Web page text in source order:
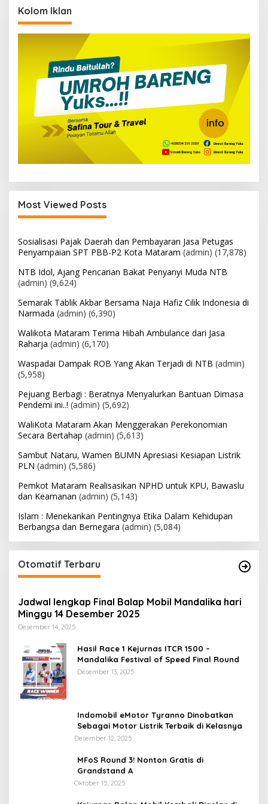
Kolom Iklan
Most Viewed Posts
Sosialisasi Pajak Daerah dan Pembayaran Jasa Petugas
Penyampaian SPT PBB-P2 Kota Mataram (admin) (17,878)
NTB Idol, Ajang Pencarian Bakat Penyanyi Muda NTB
(admin) (9,624)
Semarak Tablik Akbar Bersama Naja Hafiz Cilik Indonesia di
Narmada (admin) (6,390)
Walikota Mataram Terima Hibah Ambulance dari Jasa
Raharja (admin) (6,170)
Waspadai Dampak ROB Yang Akan Terjadi di NTB (admin)
(5,958)
Pejuang Berbagi : Beratnya Menyalurkan Bantuan Dimasa
Pendemi ini..! (admin) (5,692)
WaliKota Mataram Akan Menggerakan Perekonomian
Secara Bertahap (admin) (5,613)
Sambut Nataru, Wamen BUMN Apresiasi Kesiapan Listrik
PLN (admin) (5,586)
Pemkot Mataram Realisasikan NPHD untuk KPU, Bawaslu
dan Keamanan (admin) (5,143)
Islam : Menekankan Pentingnya Etika Dalam Kehidupan
Berbangsa dan Bernegara (admin) (5,084)
Otomatif Terbaru
Jadwal lengkap Final Balap Mobil Mandalika hari
Minggu 14 Desember 2025
Desember 14, 2025
Hasil Race 1 Kejurnas ITCR 1500 –
Mandalika Festival of Speed Final Round
Desember 13, 2025
Indomobil eMotor Tyranno Dinobatkan
Sebagai Motor Listrik Terbaik di Kelasnya
Desember 12, 2025
MFoS Round 3! Nonton Gratis di
Grandstand A
Oktober 15, 2025